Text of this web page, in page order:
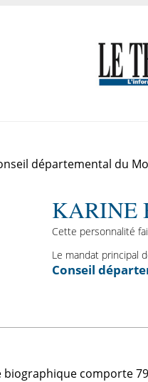
départemental du
KARINE
Cette personnalité
Le mandat principal
Conseil
biographique comporte